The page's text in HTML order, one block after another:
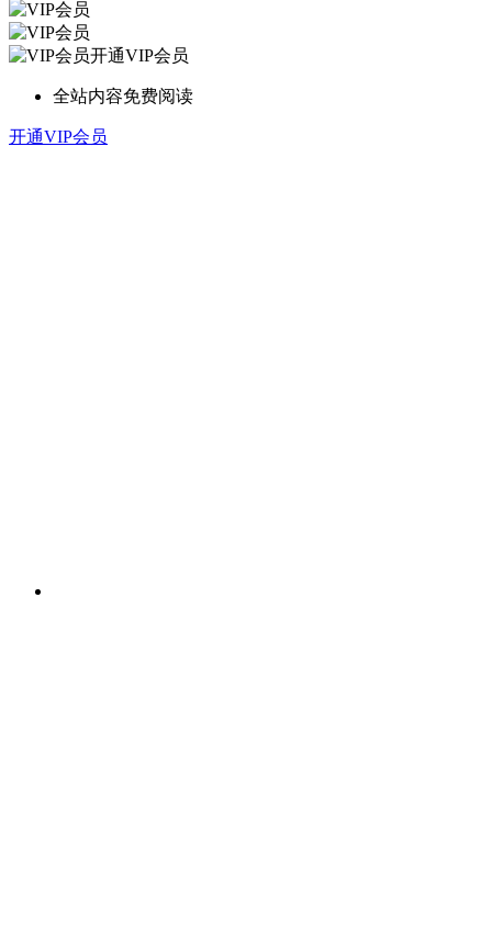
开通VIP会员
全站内容免费阅读
开通VIP会员